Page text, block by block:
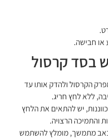
או חבישה.
בסד קרסול
הקרסול ולהדק אותו עד
ללא לחץ חריג.
יש להתאים את הלחץ
והתמיכה הרצויה.
כאב מתמשך, מומלץ להשתמש